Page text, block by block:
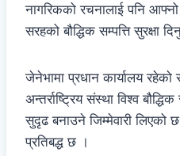
नागरिकको रचनालाई पनि
सरहको बौद्धिक सम्पत्ति सुरक्षा
जेनेभामा प्रधान कार्यालय
अन्तर्राष्ट्रिय संस्था विश्व
सुदृढ बनाउने जिम्मेवारी लिएको
प्रतिबद्ध छ ।